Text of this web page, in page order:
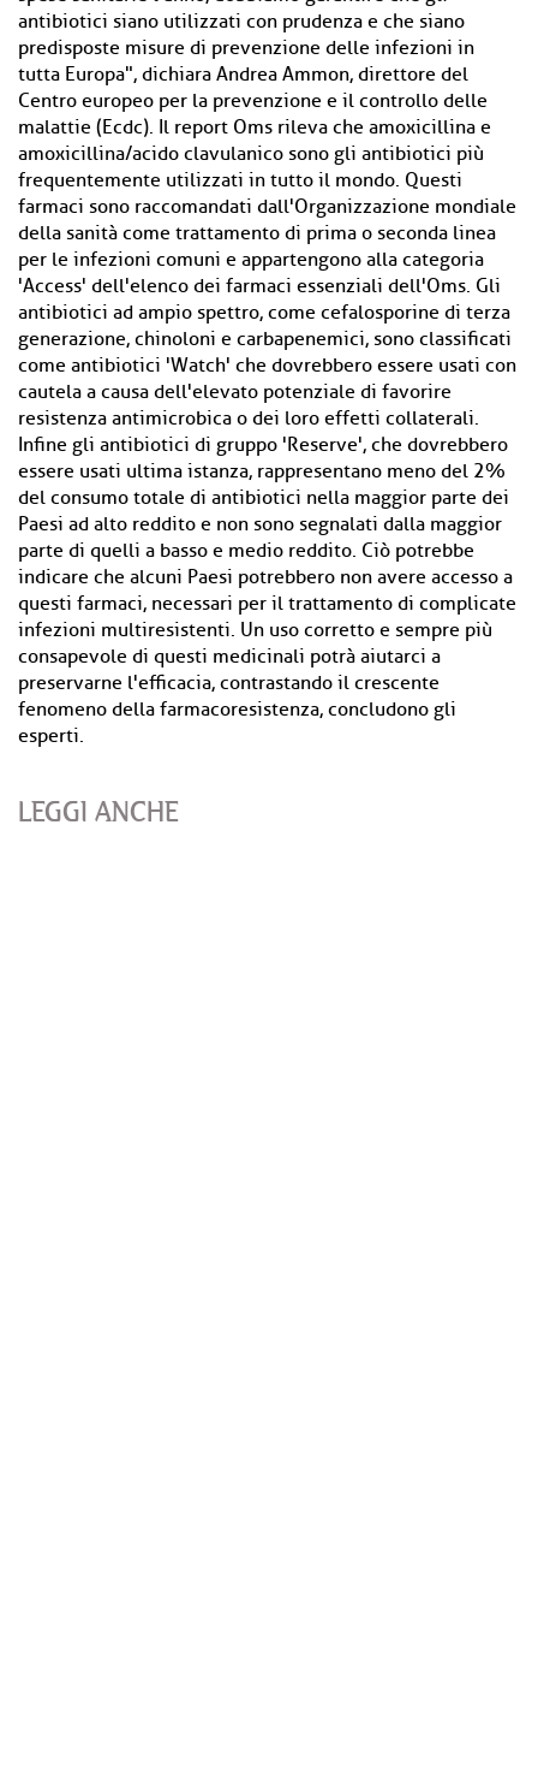
antibiotici siano utilizzati con prudenza e che siano
predisposte misure di prevenzione delle infezioni in
tutta Europa", dichiara Andrea Ammon, direttore del
Centro europeo per la prevenzione e il controllo delle
malattie (Ecdc). Il report Oms rileva che amoxicillina e
amoxicillina/acido clavulanico sono gli antibiotici più
frequentemente utilizzati in tutto il mondo. Questi
farmaci sono raccomandati dall'Organizzazione mondiale
della sanità come trattamento di prima o seconda linea
per le infezioni comuni e appartengono alla categoria
'Access' dell'elenco dei farmaci essenziali dell'Oms. Gli
antibiotici ad ampio spettro, come cefalosporine di terza
generazione, chinoloni e carbapenemici, sono classificati
come antibiotici 'Watch' che dovrebbero essere usati con
cautela a causa dell'elevato potenziale di favorire
resistenza antimicrobica o dei loro effetti collaterali.
Infine gli antibiotici di gruppo 'Reserve', che dovrebbero
essere usati ultima istanza, rappresentano meno del 2%
del consumo totale di antibiotici nella maggior parte dei
Paesi ad alto reddito e non sono segnalati dalla maggior
parte di quelli a basso e medio reddito. Ciò potrebbe
indicare che alcuni Paesi potrebbero non avere accesso a
questi farmaci, necessari per il trattamento di complicate
infezioni multiresistenti. Un uso corretto e sempre più
consapevole di questi medicinali potrà aiutarci a
preservarne l'efficacia, contrastando il crescente
fenomeno della farmacoresistenza, concludono gli
esperti.
LEGGI ANCHE